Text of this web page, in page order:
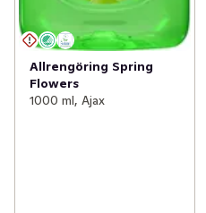
Allrengöring Spring
Flowers
1000 ml, Ajax